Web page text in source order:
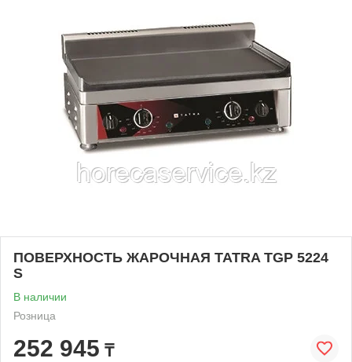
ПОВЕРХНОСТЬ ЖАРОЧНАЯ TATRA TGP 5224
S
В наличии
Розница
252 945 ₸